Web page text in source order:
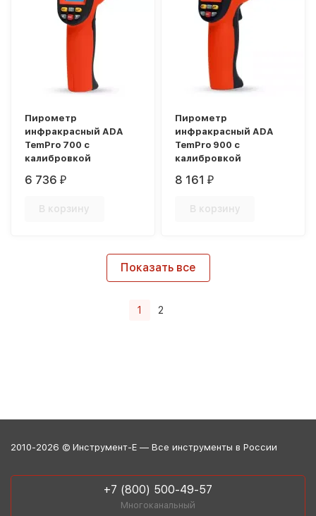
Пирометр
инфракрасный ADA
TemPro 700 с
калибровкой
6 736₽
В корзину
Пирометр
инфракрасный ADA
TemPro 900 с
калибровкой
8 161₽
В корзину
Показать все
1 2
2010-2026 © Инструмент-Е — Все инструменты в России
+7 (800) 500-49-57
Многоканальный